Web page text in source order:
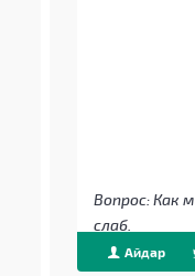
Вопрос: Как
слаб.
Айдар